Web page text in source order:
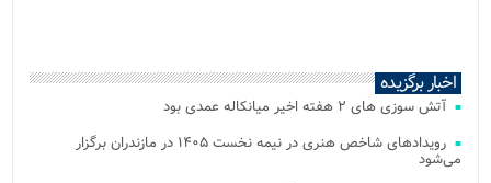
اخبار برگزیده
آتش‌ سوزی‌ های ۲ هفته اخیر میانکاله عمدی بود
رویدادهای شاخص هنری در نیمه نخست ۱۴۰۵ در مازندران برگزار
می‌شود